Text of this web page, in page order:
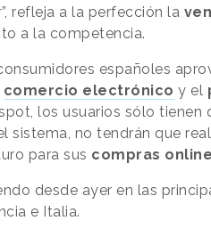
”, refleja a la perfección la
a la competencia.
españoles
comercio electrónico y el
los usuarios sólo tienen
sistema, no tendrán que
para sus compras
desde ayer en las
e Italia.